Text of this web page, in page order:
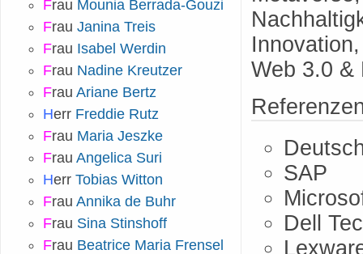
Web 3.0 &
SAP
Dell
Frau Mounia Berrada-Gouzi
Frau Janina Treis
Frau Isabel Werdin
Frau Nadine Kreutzer
Frau Ariane Bertz
Herr Freddie Rutz
Frau Maria Jeszke
Frau Angelica Suri
Herr Tobias Witton
Frau Annika de Buhr
Frau Sina Stinshoff
Frau Beatrice Maria Frensel